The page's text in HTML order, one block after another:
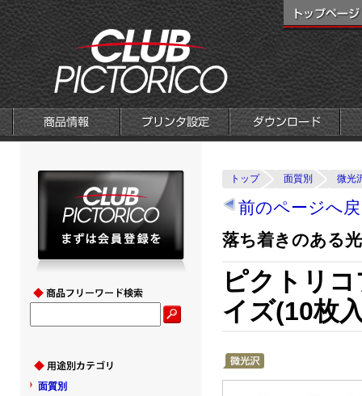
トップ 面質別 微光
前のページへ
落ち着きのある
ピクトリ
イズ(10枚
面質別